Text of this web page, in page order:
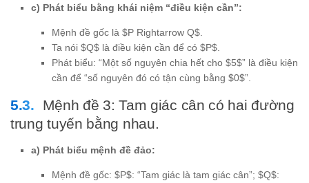
c) Phát biểu bằng khái niệm “điều kiện cần”:
Mệnh đề gốc là $P Rightarrow Q$.
Ta nói $Q$ là điều kiện cần để có $P$.
Phát biểu: “Một số nguyên chia hết cho $5$” là điều kiện
cần để “số nguyên đó có tận cùng bằng $0$”.
Mệnh đề 3: Tam giác cân có hai đường
trung tuyến bằng nhau.
a) Phát biểu mệnh đề đảo:
Mệnh đề gốc: $P$: “Tam giác là tam giác cân”; $Q$: